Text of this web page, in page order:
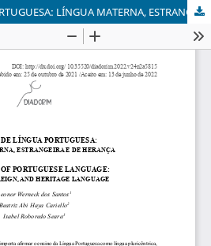
ENSINO DE LÍNGUA PORTUGUESA: LÍNGUA MATERNA, ESTRANGEIRA E DE HERANÇA